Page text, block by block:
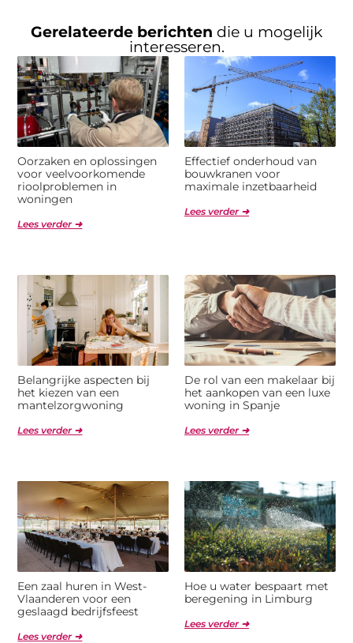
Gerelateerde berichten die u mogelijk
interesseren.
Oorzaken en oplossingen
voor veelvoorkomende
rioolproblemen in
woningen
Lees verder ➜
Effectief onderhoud van
bouwkranen voor
maximale inzetbaarheid
Lees verder ➜
Belangrijke aspecten bij
het kiezen van een
mantelzorgwoning
Lees verder ➜
De rol van een makelaar bij
het aankopen van een luxe
woning in Spanje
Lees verder ➜
Een zaal huren in West-
Vlaanderen voor een
geslaagd bedrijfsfeest
Lees verder ➜
Hoe u water bespaart met
beregening in Limburg
Lees verder ➜